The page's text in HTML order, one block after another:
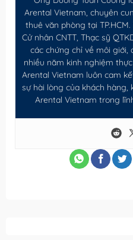
Arental Vietnam, chuyên
thuê văn phòng tại
Cử nhân CNTT, Thạc sỹ
các chứng chỉ về môi giới,
nhiều năm kinh nghiệm
Arental Vietnam luôn cam
sự hài lòng của khách
Arental Vietnam trong